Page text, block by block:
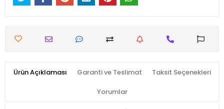
Ürün Açıklaması Garanti ve Teslimat Taksit Seçenekleri
Yorumlar